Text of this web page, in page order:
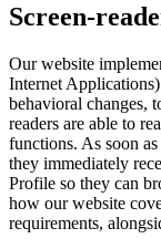
Screen-
Our website
Internet
behavioral changes,
readers are able to
functions. As soon
they immediately
Profile so they can
how our website
requirements,